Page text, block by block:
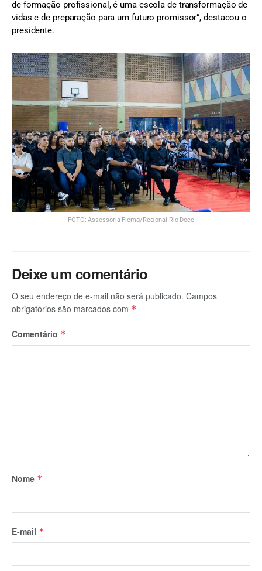
programa de qualificação profissional do estado. É preciso
preparar mão de obra qualificada para a indústria e que
atenda a demanda da sociedade. O mercado de trabalho tem
ancorados em suas habilidades e competências. Tenho plena
certeza, que esses alunos saem preparados para enfrentarem
os desafios desse novo tempo. O Senai não é só um espaço
de formação profissional, é uma escola de transformação de
vidas e de preparação para um futuro promissor”, destacou o
presidente.
FOTO: Assessoria Fiemg/Regional Rio Doce
Deixe um comentário
O seu endereço de e-mail não será publicado.
obrigatórios são marcados com